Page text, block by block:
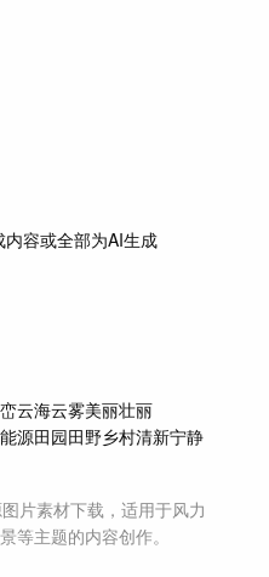
容或全部为AI生成
云海云雾美丽壮丽
源田园田野乡村清新宁静
图片素材下载，适用于风力
等主题的内容创作。